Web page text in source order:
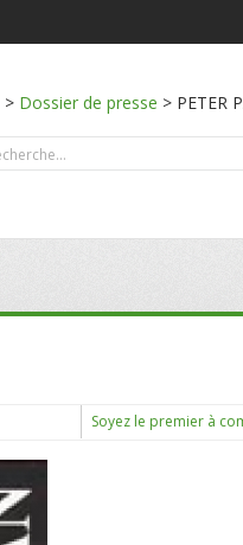
> Dossier de presse > PETER
Soyez le premier à